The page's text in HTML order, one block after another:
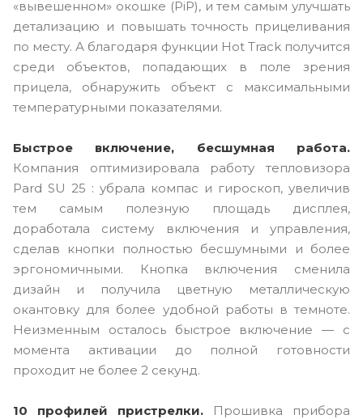
«вывешенном» окошке (PiP), и тем самым улучшать
детализацию и повышать точность прицеливания
по месту. А благодаря функции Hot Track получится
среди объектов, попадающих в поле зрения
прицела, обнаружить объект с максимальными
температурными показателями.
Быстрое включение, бесшумная работа.
Компания оптимизировала работу тепловизора
Pard SU 25 : убрала компас и гироскоп, увеличив
тем самым полезную площадь дисплея,
доработала систему включения и управления,
сделав кнопки полностью бесшумными и более
эргономичными. Кнопка включения сменила
дизайн и получила цветную металлическую
окантовку для более удобной работы в темноте.
Неизменным осталось быстрое включение — с
момента активации до полной готовности
проходит не более 2 секунд.
10 профилей пристрелки. Прошивка прибора